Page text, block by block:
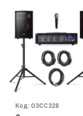
Код: ОЗСС328